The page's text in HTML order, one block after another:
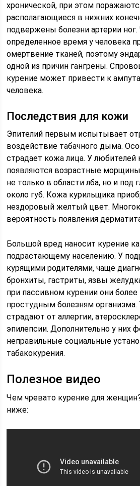
хронической, при этом
располагающиеся в нижних
подвержены болезни артерии ног.
определенное время у человека
омертвение тканей, поэтому
одной из причин гангрены.
курение может привести к
человека.
Последствия для кожи
Эпителий первым испытывает
воздействие табачного дыма.
страдает кожа лица. У любителей
появляются возрастные
не только в области лба, но и под
около губ. Кожа курильщика
нездоровый желтый цвет.
вероятность появления
Большой вред наносит курение
подрастающему населению. У
курящими родителями, чаще
бронхиты, гастриты, язвы
при пассивном курении они
простудным болезням
страдают от аллергии,
эпилепсии. Дополнительно у них
неправильные социальные
табакокурения.
Полезное видео
Чем чревато курение для
ниже: